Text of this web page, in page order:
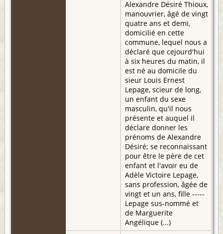
Alexandre Désiré Thioux,
manouvrier, âgé de vingt
quatre ans et demi,
domicilié en cette
commune, lequel nous a
déclaré que cejourd'hui
à six heures du matin, il
est né au domicile du
sieur Louis Ernest
Lepage, scieur de long,
un enfant du sexe
masculin, qu'il nous
présente et auquel il
déclare donner les
prénoms de Alexandre
Désiré; se reconnaissant
pour être le père de cet
enfant et l'avoir eu de
Adèle Victoire Lepage,
sans profession, âgée de
vingt et un ans, fille -----
Lepage sus-nommé et
de Marguerite
Angélique (...)